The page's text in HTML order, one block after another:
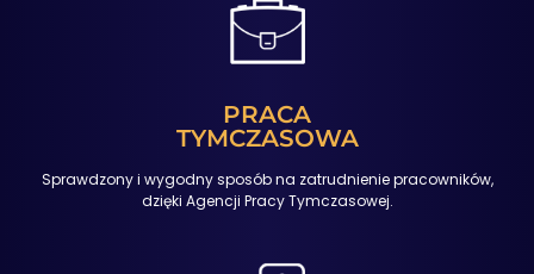
PRACA
TYMCZASOWA
Sprawdzony i wygodny sposób na zatrudnienie pracowników,
dzięki Agencji Pracy Tymczasowej.